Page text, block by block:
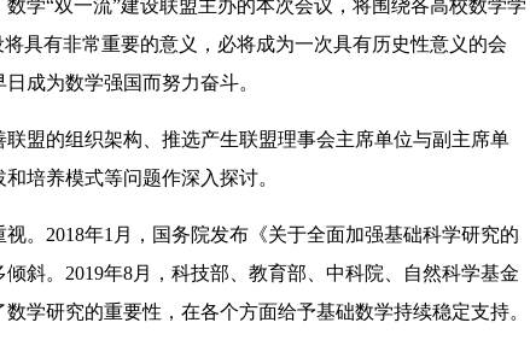
学“双一流”建设联盟主办的本次会议，将围绕各高校数学学
具有非常重要的意义，必将成为一次具有历史性意义的会
成为数学强国而努力奋斗。
的组织架构、推选产生联盟理事会主席单位与副主席单
培养模式等问题作深入探讨。
2018年1月，国务院发布《关于全面加强基础科学研究的
斜。2019年8月，科技部、教育部、中科院、自然科学基金
学研究的重要性，在各个方面给予基础数学持续稳定支持。